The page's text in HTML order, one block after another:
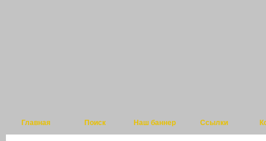
Главная Поиск Наш баннер Ссылки